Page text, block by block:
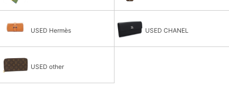
USED Hermès USED CHANEL
USED other